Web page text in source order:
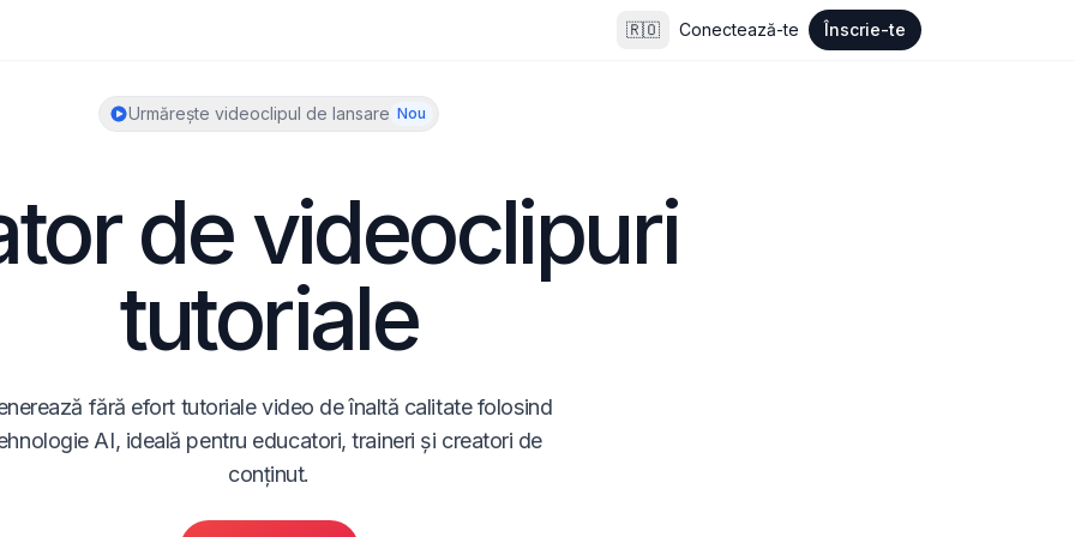
🇷🇴 Conectează-te Înscrie-te
Urmărește videoclipul de lansare Nou
de videoclipuri
tutoriale
fără efort tutoriale video de înaltă calitate folosind
AI, ideală pentru educatori, traineri și creatori de
conținut.